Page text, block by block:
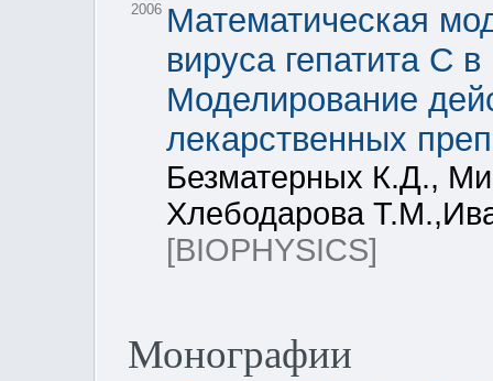
2006 Математическая
вируса гепатита С
Моделирование
лекарственных
Безматерных К.Д.,
Хлебодарова
[BIOPHYSICS]
Монографии